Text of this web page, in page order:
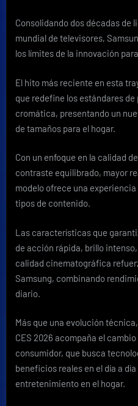
Consolidando dos décadas de
mundial de televisores,
los límites de la innovación
El hito más reciente en esta
que redefine los estándares
cromática, presentando un
de tamaños para el hogar.
Con un enfoque en la calidad
contraste equilibrado, mayor
modelo ofrece una
tipos de contenido.
Las características que
de acción rápida, brillo
calidad cinematográfica
Samsung, combinando
diario.
Más que una evolución
CES 2026 acompaña el
consumidor, que busca
beneficios reales en el día a
entretenimiento en el hogar.